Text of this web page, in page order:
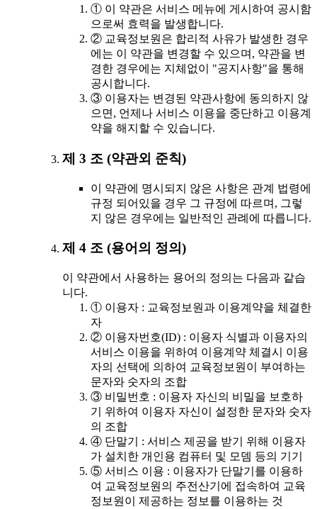
① 이 약관은 서비스 메뉴에 게시하여 공시함
으로써 효력을 발생합니다.
② 교육정보원은 합리적 사유가 발생한 경우
에는 이 약관을 변경할 수 있으며, 약관을 변
경한 경우에는 지체없이 "공지사항"을 통해
공시합니다.
③ 이용자는 변경된 약관사항에 동의하지 않
으면, 언제나 서비스 이용을 중단하고 이용계
약을 해지할 수 있습니다.
제 3 조 (약관외 준칙)
이 약관에 명시되지 않은 사항은 관계 법령에
규정 되어있을 경우 그 규정에 따르며, 그렇
지 않은 경우에는 일반적인 관례에 따릅니다.
제 4 조 (용어의 정의)
이 약관에서 사용하는 용어의 정의는 다음과 같습
니다.
① 이용자 : 교육정보원과 이용계약을 체결한
자
② 이용자번호(ID) : 이용자 식별과 이용자의
서비스 이용을 위하여 이용계약 체결시 이용
자의 선택에 의하여 교육정보원이 부여하는
문자와 숫자의 조합
③ 비밀번호 : 이용자 자신의 비밀을 보호하
기 위하여 이용자 자신이 설정한 문자와 숫자
의 조합
④ 단말기 : 서비스 제공을 받기 위해 이용자
가 설치한 개인용 컴퓨터 및 모뎀 등의 기기
⑤ 서비스 이용 : 이용자가 단말기를 이용하
여 교육정보원의 주전산기에 접속하여 교육
정보원이 제공하는 정보를 이용하는 것